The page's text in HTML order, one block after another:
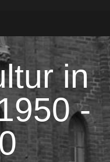
in
-